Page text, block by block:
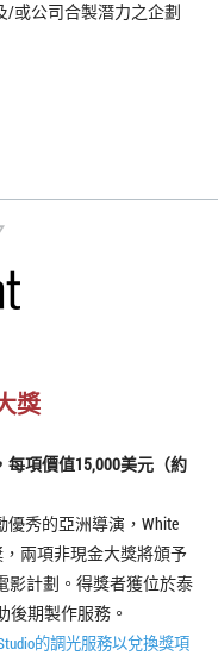
/或公司合製潛力之企劃
獎
項價值15,000美元（約
秀的亞洲導演，White
，兩項非現金大獎將頒予
影計劃。得獎者獲位於泰
後期製作服務。
的調光服務以兌換獎項